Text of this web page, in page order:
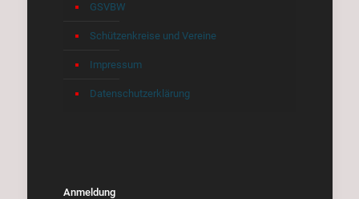
GSVBW
Schützenkreise und Vereine
Impressum
Datenschutzerklärung
Anmeldung